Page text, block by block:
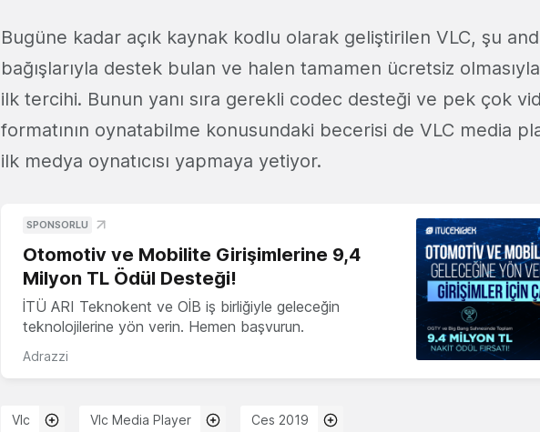
Bugüne kadar açık kaynak kodlu olarak geliştirilen VLC, şu
bağışlarıyla destek bulan ve halen tamamen ücretsiz
ilk tercihi. Bunun yanı sıra gerekli codec desteği ve pek çok
formatının oynatabilme konusundaki becerisi de VLC media
ilk medya oynatıcısı yapmaya yetiyor.
SPONSORLU
Otomotiv ve Mobilite Girişimlerine 9,4
Milyon TL Ödül Desteği!
İTÜ ARI Teknokent ve OİB iş birliğiyle geleceğin
teknolojilerine yön verin. Hemen başvurun.
Adrazzi
Vlc Vlc Media Player Ces 2019